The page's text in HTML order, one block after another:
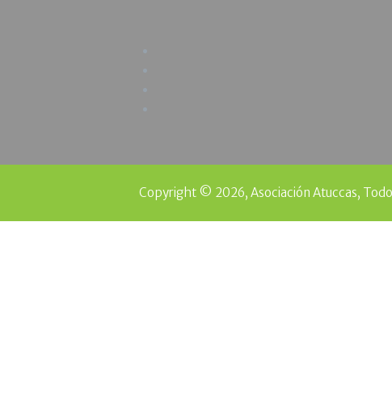
Copyright © 2026, Asociación Atuccas,